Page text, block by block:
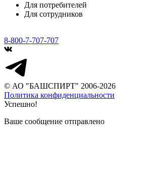
Для потребителей
Для сотрудников
8-800-7-707-707
© АО "БАШСПИРТ" 2006-2026
Политика конфиденциальности
Успешно!
Ваше сообщение отправлено